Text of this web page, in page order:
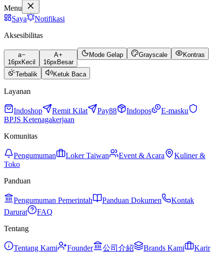
Menu
Saya
Notifikasi
Aksesibilitas
a
16px Kecil
A
16px Besar
Mode Gelap Grayscale Kontras
Terbalik Ketuk Baca
Layanan
Indoshop Remit Kilat Pay88 Indopos
E-masku
BPJS Ketenagakerjaan
Komunitas
Pengumuman Loker Taiwan Event & Acara
Kuliner &
Toko
Panduan
Pengumuman Pemerintah Panduan Dokumen
Kontak
Darurat
FAQ
Tentang
Tentang Kami Founder 公司介紹 Brands Kami Karir